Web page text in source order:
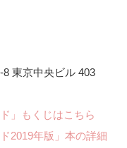
東京中央ビル 403
」もくじはこちら
2019年版」本の詳細